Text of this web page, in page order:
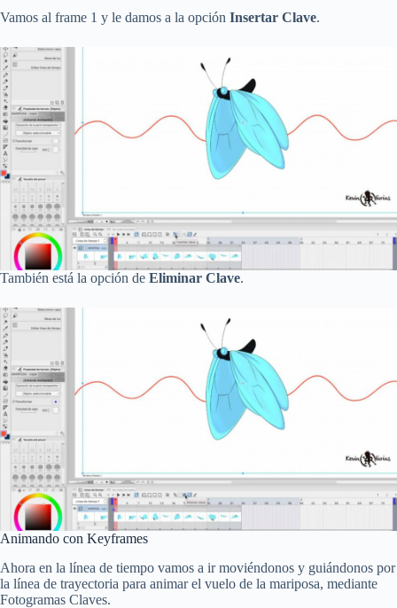
Vamos al frame 1 y le damos a la opción Insertar Clave.
También está la opción de Eliminar Clave.
Animando con Keyframes
Ahora en la línea de tiempo vamos a ir moviéndonos y guiándonos por
la línea de trayectoria para animar el vuelo de la mariposa, mediante
Fotogramas Claves.